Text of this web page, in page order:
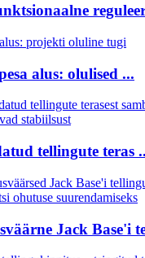
alus: olulised ...
tellingute teras
Jack Base'i